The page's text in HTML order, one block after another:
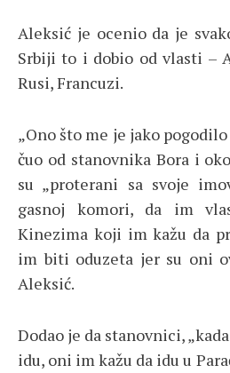
Aleksić je ocenio da je
Srbiji to i dobio od vlasti –
Rusi, Francuzi.
„Ono što me je jako
čuo od stanovnika Bora i
su „proterani sa svoje
gasnoj komori, da im
Kinezima koji im kažu da
im biti oduzeta jer su oni
Aleksić.
Dodao je da stanovnici,
idu, oni im kažu da idu u